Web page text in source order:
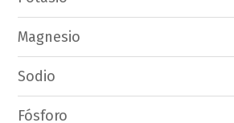
Magnesio
Sodio
Fósforo